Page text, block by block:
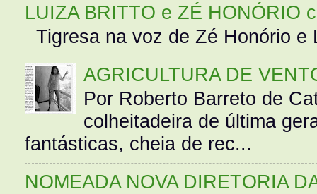
LUIZA BRITTO e ZÉ HONÓRIO
Tigresa na voz de Zé Honório
AGRICULTURA DE
Por Roberto Barreto de
colheitadeira de última
fantásticas, cheia de rec...
NOMEADA NOVA DIRETORIA